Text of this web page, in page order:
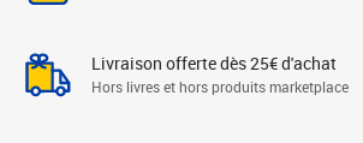
Livraison offerte dès 25€ d'achat
Hors livres et hors produits marketplace